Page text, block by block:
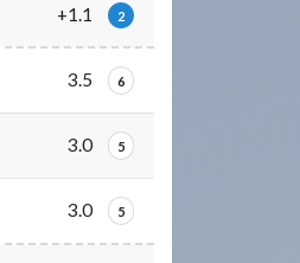
+1.1 2
3.5 6
3.0 5
3.0 5